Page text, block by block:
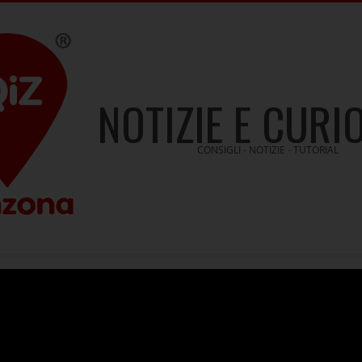
NOTIZIE ECONSIGLI - NOTIZIE - TUTORIAL